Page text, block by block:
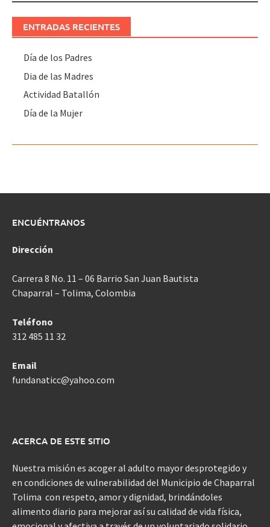
ENTRADAS RECIENTES
Día de los Padres
Dia de las Madres
Actividad Batallón
Día de la Mujer
ENCUÉNTRANOS
Dirección
Carrera 8 No. 11 – 06 Barrio San Juan Bautista
Chaparral – Tolima, Colombia
Teléfono
312 485 11 32
Email
fundanaticc@yahoo.com
ACERCA DE ESTE SITIO
Nuestra misión es acoger al adulto mayor desprotegido y
en condiciones de vulnerabilidad del Municipio de Chaparral
Tolima con respeto, amor y dignidad, brindándoles
alimento diario para mejorar así su calidad de vida física,